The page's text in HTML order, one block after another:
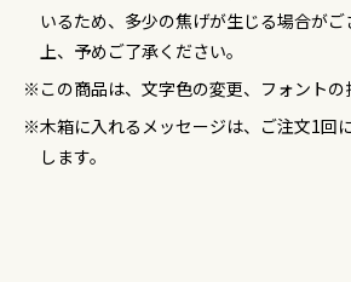
いるため、多少の焦げが生じる場合が
上、予めご了承ください。
この商品は、文字色の変更、フォントの
木箱に入れるメッセージは、ご注文1回
します。